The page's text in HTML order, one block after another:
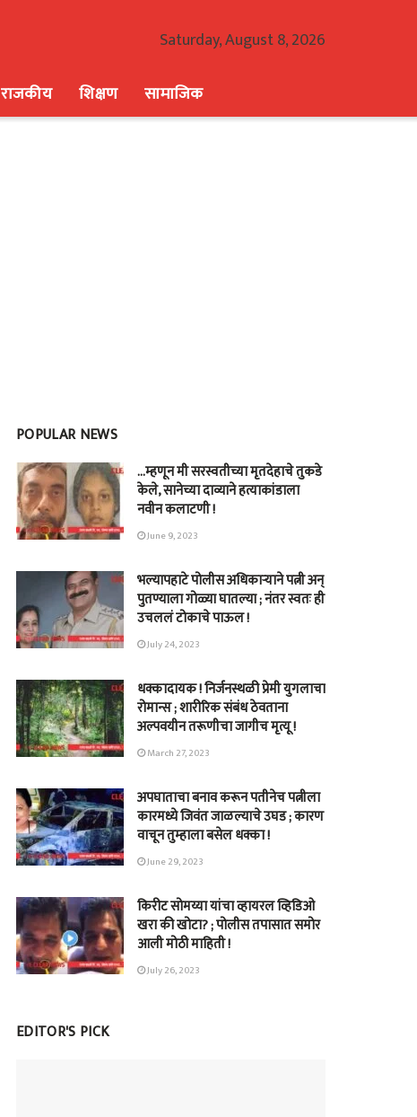
Saturday, August 8, 2026
राजकीय शिक्षण सामाजिक
POPULAR NEWS
…म्हणून मी सरस्वतीच्या मृतदेहाचे तुकडे
केले, सानेच्या दाव्याने हत्याकांडाला
नवीन कलाटणी !
June 9, 2023
भल्यापहाटे पोलीस अधिकाऱ्याने पत्नी अन्
पुतण्याला गोळ्या घातल्या ; नंतर स्वतः ही
उचललं टोकाचे पाऊल !
July 24, 2023
धक्कादायक ! निर्जनस्थळी प्रेमी युगलाचा
रोमान्स ; शारीरिक संबंध ठेवताना
अल्पवयीन तरूणीचा जागीच मृत्यू !
March 27, 2023
अपघाताचा बनाव करून पतीनेच‎ पत्नीला
कारमध्ये जिवंत जाळल्याचे उघड ; कारण
वाचून तुम्हाला बसेल धक्का !
June 29, 2023
किरीट सोमय्या यांचा व्हायरल व्हिडिओ
खरा की खोटा? ; पोलीस तपासात समोर
आली मोठी माहिती !
July 26, 2023
EDITOR'S PICK